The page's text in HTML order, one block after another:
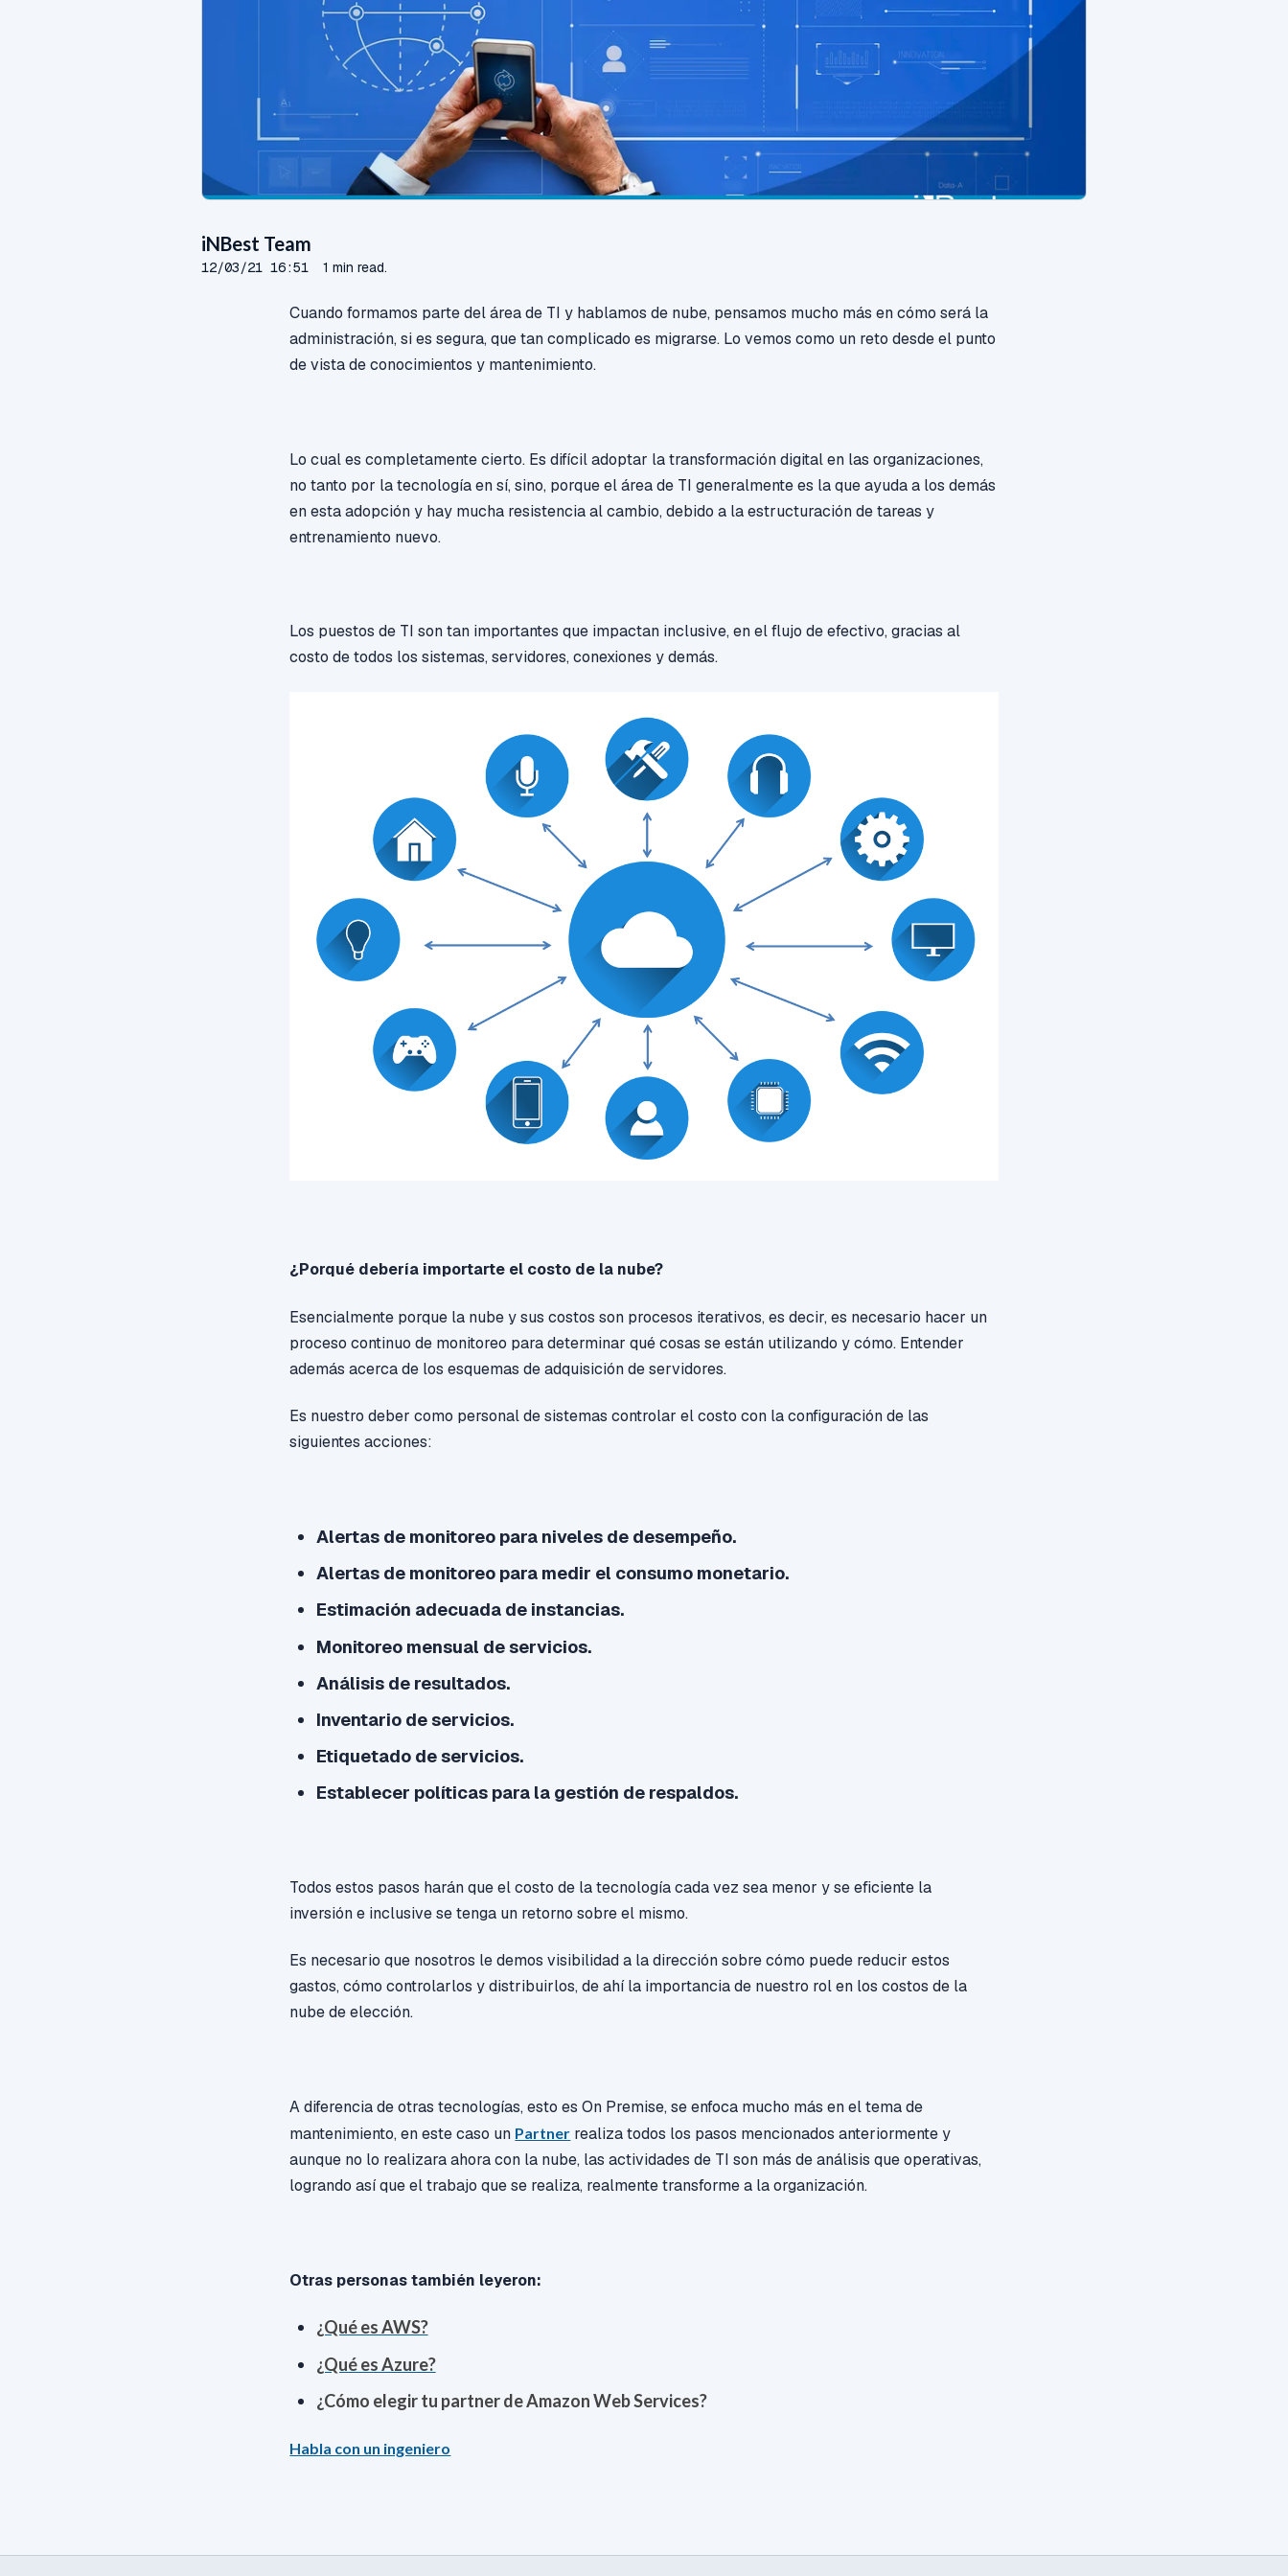
iNBest Team
12/03/21 16:51 1 min read.
Cuando formamos parte del área de TI y hablamos de nube, pensamos mucho más en cómo será la
administración, si es segura, que tan complicado es migrarse. Lo vemos como un reto desde el punto
de vista de conocimientos y mantenimiento.
Lo cual es completamente cierto. Es difícil adoptar la transformación digital en las organizaciones,
no tanto por la tecnología en sí, sino, porque el área de TI generalmente es la que ayuda a los demás
en esta adopción y hay mucha resistencia al cambio, debido a la estructuración de tareas y
entrenamiento nuevo.
Los puestos de TI son tan importantesque impactan inclusive, en el flujo de efectivo, gracias al
costo de todos los sistemas, servidores, conexiones y demás.
¿Porqué debería importarte el costo de la nube?
Esencialmente porque la nube y sus costos son procesos iterativos, es decir, es necesario hacer un
proceso continuo de monitoreo para determinar qué cosas se están utilizando y cómo. Entender
además acerca de los esquemas de adquisición de servidores.
Es nuestro deber como personal de sistemas controlar el costo con la configuración de las
siguientes acciones:
Alertas de monitoreo para niveles de desempeño.
Alertas de monitoreo para medir el consumo monetario.
Estimación adecuada de instancias.
Monitoreo mensual de servicios.
Análisis de resultados.
Inventario de servicios.
Etiquetado de servicios.
Establecer políticas para la gestión de respaldos.
Todos estos pasos harán que el costo de la tecnología cada vez sea menor y se eficiente la
inversión e inclusive se tenga un retorno sobre el mismo.
Es necesario que nosotros le demos visibilidad a la dirección sobre cómo puede reducir estos
gastos, cómo controlarlos y distribuirlos, de ahí la importancia de nuestro rol en los costos de la
nube de elección.
A diferencia de otras tecnologías, esto es On Premise, se enfoca mucho más en el tema de
mantenimiento, en este caso un Partner realiza todos los pasos mencionados anteriormente y
aunque no lo realizara ahora con la nube, las actividades de TI son más de análisis que operativas,
logrando así que el trabajo que se realiza, realmente transforme a la organización.
Otras personas también leyeron:
¿Qué es AWS?
¿Qué es Azure?
¿Cómo elegir tu partner de Amazon Web Services?
Habla con un ingeniero